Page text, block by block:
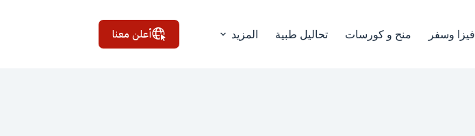
فيزا وسفر منح و كورسات تحاليل طبية المزيد أعلن معنا